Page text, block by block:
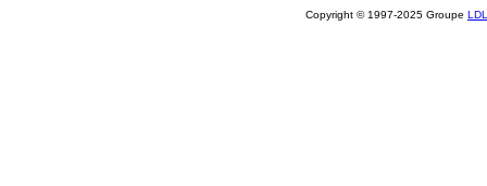
Copyright © 1997-2025 Groupe